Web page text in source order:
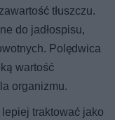
tłuszczu.
do jadłospisu,
Polędwica
wartość
organizmu.
traktować jako